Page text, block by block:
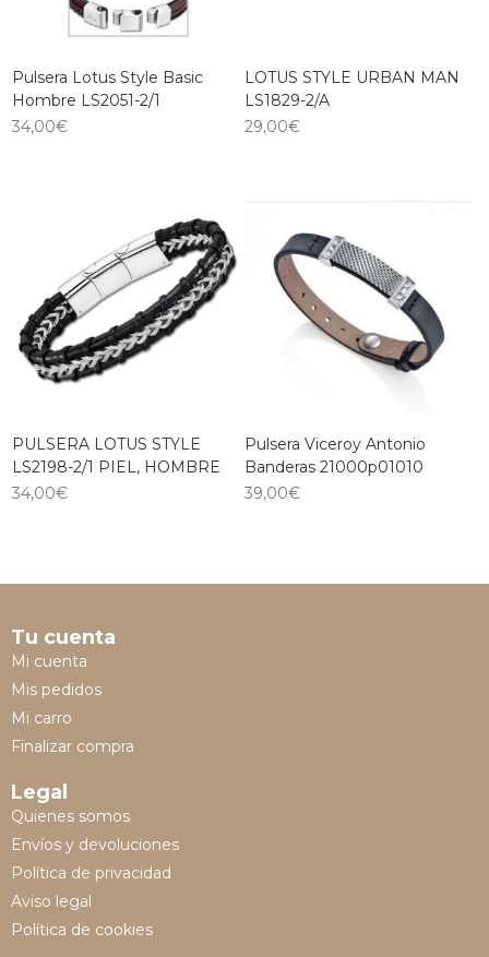
Pulsera Lotus Style Basic
Hombre LS2051-2/1
34,00€
LOTUS STYLE URBAN MAN
LS1829-2/A
29,00€
PULSERA LOTUS STYLE
LS2198-2/1 PIEL, HOMBRE
34,00€
Pulsera Viceroy Antonio
Banderas 21000p01010
39,00€
Tu cuenta
Mi cuenta
Mis pedidos
Mi carro
Finalizar compra
Legal
Quienes somos
Envíos y devoluciones
Política de privacidad
Aviso legal
Política de cookies